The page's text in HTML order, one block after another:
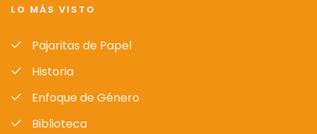
LO MÁS VISTO
Pajaritas de Papel
Historia
Enfoque de Género
Biblioteca